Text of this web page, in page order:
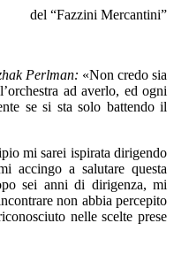
del “Fazzini Mercantini”
Perlman: «Non credo sia
ad averlo, ed ogni
se si sta solo battendo il
mi sarei ispirata dirigendo
accingo a salutare questa
sei anni di dirigenza, mi
non abbia percepito
nelle scelte prese